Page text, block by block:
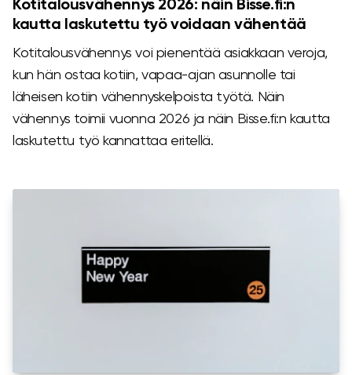
Kotitalousvähennys 2026: näin Bisse.fi:n
kautta laskutettu työ voidaan vähentää
Kotitalousvähennys voi pienentää asiakkaan veroja,
kun hän ostaa kotiin, vapaa-ajan asunnolle tai
läheisen kotiin vähennyskelpoista työtä. Näin
vähennys toimii vuonna 2026 ja näin Bisse.fi:n kautta
laskutettu työ kannattaa eritellä.